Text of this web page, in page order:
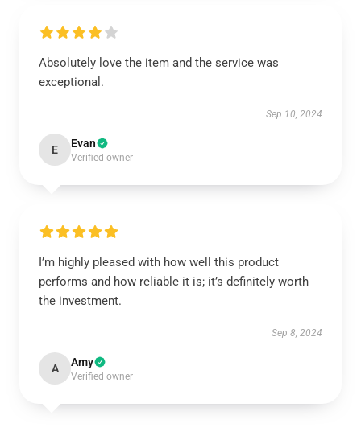
Absolutely love the item and the service was
exceptional.
Sep 10, 2024
E Evan
Verified owner
I’m highly pleased with how well this product
performs and how reliable it is; it’s definitely worth
the investment.
Sep 8, 2024
A Amy
Verified owner